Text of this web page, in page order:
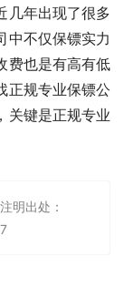
几年出现了很多
中不仅保镖实力
费也是有高有低
正规专业保镖公
关键是正规专业
明出处：